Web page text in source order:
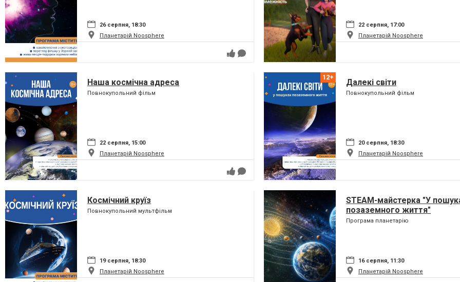
26 серпня, 18:30
Планетарій Noosphere
22 серпня, 17:00
Планетарій Noosphere
Наша космічна адреса
Повнокупольний фільм
22 серпня, 15:00
Планетарій Noosphere
Далекі світи
Повнокупольний фільм
20 серпня, 18:30
Планетарій Noosphere
Космічний круїз
Повнокупольний мультфільм
19 серпня, 18:30
Планетарій Noosphere
STEAM-майстерка "У
позаземного життя"
Програма планетарію
16 серпня, 11:30
Планетарій Noosphere